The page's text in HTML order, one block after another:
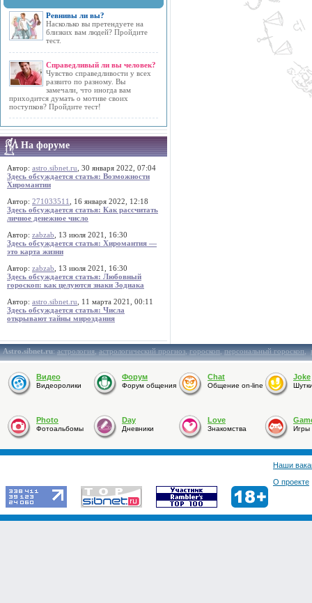
Ревнивы ли вы?
Насколько вы претендуете на
близких вам людей? Пройдите
тест.
Справедливый ли вы человек?
Чувство справедливости у всех
развито по разному. Вы
замечали, что иногда вам
приходится думать о мотиве своих
поступков? Пройдите тест!
На форуме
Автор: astro.sibnet.ru , 30 января 2022, 07:04
Здесь обсуждается статья: Возможности
Хиромантии
Автор: 271033511
, 16 января 2022, 12:18
Здесь обсуждается статья: Как рассчитать
личное денежное число
Автор: zabzab , 13 июля 2021, 16:30
Здесь обсуждается статья: Хиромантия —
это карта жизни
Автор: zabzab , 13 июля 2021, 16:30
Здесь обсуждается статья: Любовный
гороскоп: как целуются знаки Зодиака
Автор: astro.sibnet.ru , 11 марта 2021, 00:11
Здесь обсуждается статья: Числа
открывают тайны мироздания
Astro.sibnet.ru:астрология,астрологический прогноз,гороскоп,персональный гороскоп,
Видео
Видеоролики
Форум
Форум общения
Chat
Общение on-line
Joke
Photo
Фотоальбомы
Day
Дневники
Love
Знакомства Игры
Наши
О проекте